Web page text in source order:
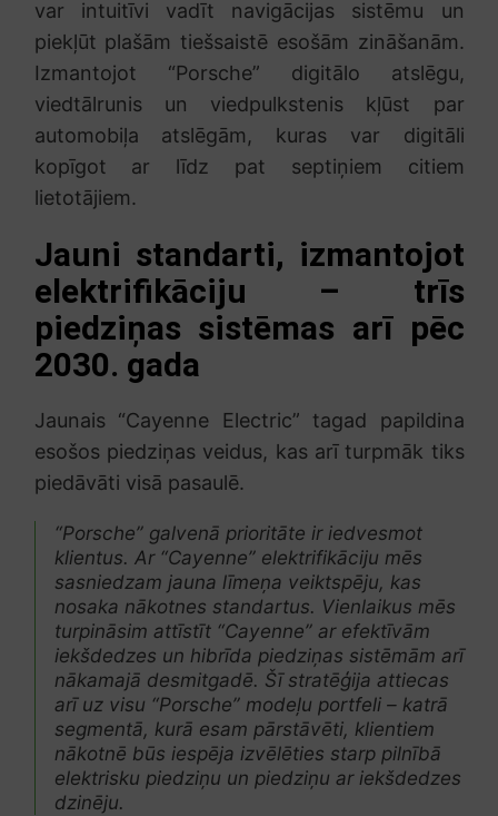
var intuitīvi vadīt navigācijas sistēmu un
piekļūt plašām tiešsaistē esošām zināšanām.
Izmantojot “Porsche” digitālo atslēgu,
viedtālrunis un viedpulkstenis kļūst par
automobiļa atslēgām, kuras var digitāli
kopīgot ar līdz pat septiņiem citiem
lietotājiem.
Jauni standarti, izmantojot
elektrifikāciju – trīs
piedziņas sistēmas arī pēc
2030. gada
Jaunais “Cayenne Electric” tagad papildina
esošos piedziņas veidus, kas arī turpmāk tiks
piedāvāti visā pasaulē.
“Porsche” galvenā prioritāte ir iedvesmot
klientus. Ar “Cayenne” elektrifikāciju mēs
sasniedzam jauna līmeņa veiktspēju, kas
nosaka nākotnes standartus. Vienlaikus mēs
turpināsim attīstīt “Cayenne” ar efektīvām
iekšdedzes un hibrīda piedziņas sistēmām arī
nākamajā desmitgadē. Šī stratēģija attiecas
arī uz visu “Porsche” modeļu portfeli – katrā
segmentā, kurā esam pārstāvēti, klientiem
nākotnē būs iespēja izvēlēties starp pilnībā
elektrisku piedziņu un piedziņu ar iekšdedzes
dzinēju.